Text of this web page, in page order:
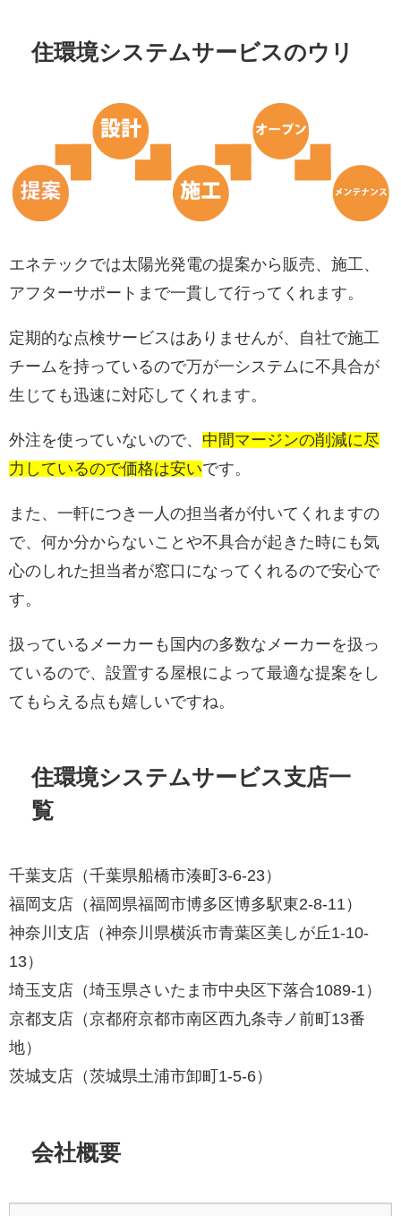
住環境システムサービスのウリ
エネテックでは太陽光発電の提案から販売、施工、
アフターサポートまで一貫して行ってくれます。
定期的な点検サービスはありませんが、自社で施工
チームを持っているので万が一システムに不具合が
生じても迅速に対応してくれます。
外注を使っていないので、 中間マージンの削減に尽
力しているので価格は安いです。
また、一軒につき一人の担当者が付いてくれますの
で、何か分からないことや不具合が起きた時にも気
心のしれた担当者が窓口になってくれるので安心で
す。
扱っているメーカーも国内の多数なメーカーを扱っ
ているので、設置する屋根によって最適な提案をし
てもらえる点も嬉しいですね。
住環境システムサービス支店一
覧
千葉支店（千葉県船橋市湊町3-6-23）
福岡支店（福岡県福岡市博多区博多駅東2-8-11）
神奈川支店（神奈川県横浜市青葉区美しが丘1-10-
13）
埼玉支店（埼玉県さいたま市中央区下落合1089-1）
京都支店（京都府京都市南区西九条寺ノ前町13番
地）
茨城支店（茨城県土浦市卸町1-5-6）
会社概要